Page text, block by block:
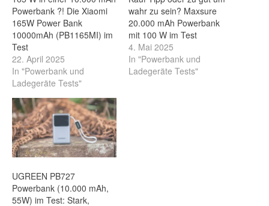
Powerbank ?! Die Xiaomi
165W Power Bank
10000mAh (PB1165MI) im
Test
22. April 2025
In "Powerbank und
Ladegeräte Tests"
wahr zu sein? Maxsure
20.000 mAh Powerbank
mit 100 W im Test
4. Mai 2025
In "Powerbank und
Ladegeräte Tests"
UGREEN PB727
Powerbank (10.000 mAh,
55W) im Test: Stark,